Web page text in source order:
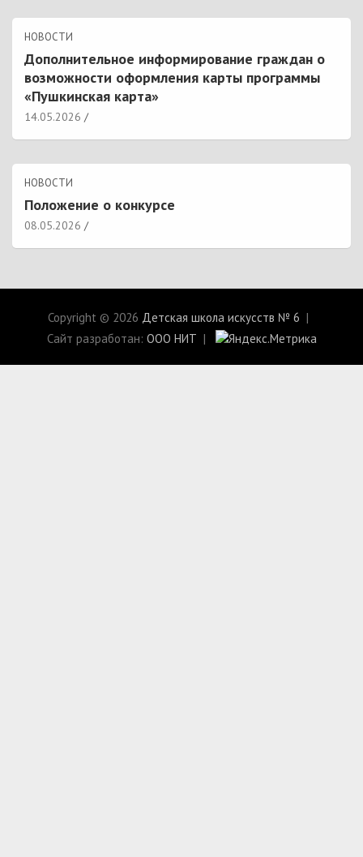
НОВОСТИ
Дополнительное информирование граждан о
возможности оформления карты программы
«Пушкинская карта»
14.05.2026
НОВОСТИ
Положение о конкурсе
08.05.2026
Copyright © 2026 Детская школа искусств № 6
Сайт разработан: ООО НИТ